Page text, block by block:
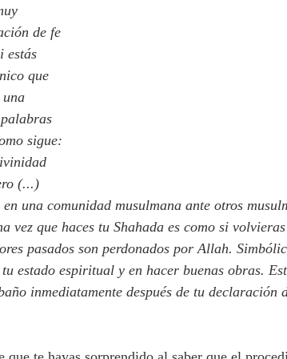
de fe
estás
que
una
sigue:
(...)
vez que haces tu Shahada es como si
pasados son perdonados por Allah.
estado espiritual y en hacer buenas obras.
inmediatamente después de tu declaración